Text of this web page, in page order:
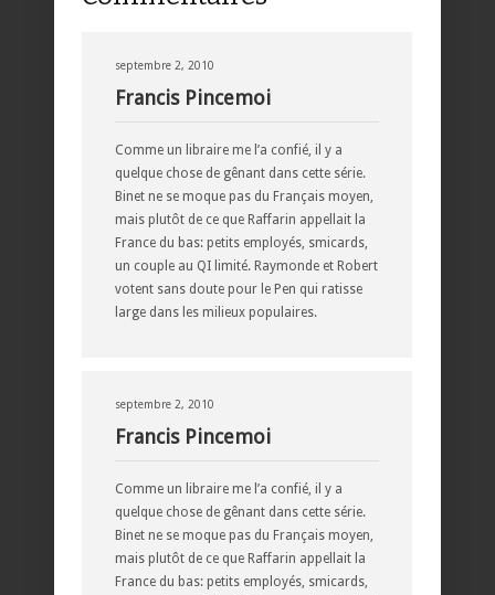
septembre 2, 2010
Francis Pincemoi
Comme un libraire me l’a confié, il y a
quelque chose de gênant dans cette série.
Binet ne se moque pas du Français moyen,
mais plutôt de ce que Raffarin appellait la
France du bas: petits employés, smicards,
un couple au QI limité. Raymonde et Robert
votent sans doute pour le Pen qui ratisse
large dans les milieux populaires.
septembre 2, 2010
Francis Pincemoi
Comme un libraire me l’a confié, il y a
quelque chose de gênant dans cette série.
Binet ne se moque pas du Français moyen,
mais plutôt de ce que Raffarin appellait la
France du bas: petits employés, smicards,